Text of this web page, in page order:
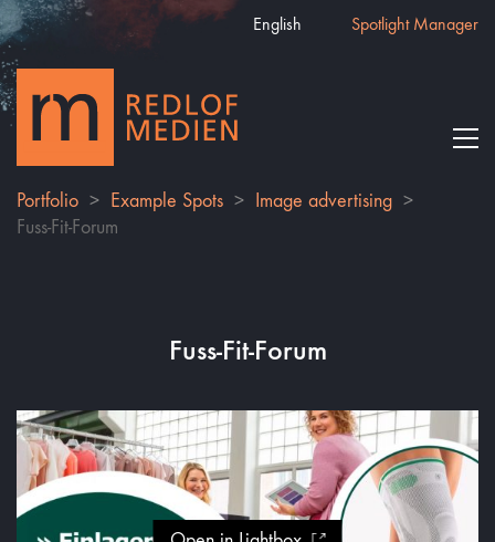
English Spotlight Manager
Portfolio > Example Spots > Image advertising >
Fuss-Fit-Forum
Fuss-Fit-Forum